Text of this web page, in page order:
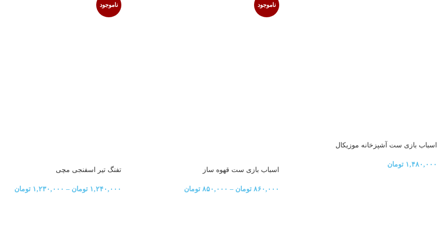
اسباب بازی ست آشپزخانه موزیکال
۱,۴۸۰,۰۰۰ تومان
ناموجود
اسباب بازی ست قهوه ساز
۸۶۰,۰۰۰ تومان – ۸۵۰,۰۰۰ تومان
ناموجود
تفنگ تیر اسفنجی مچی
۱,۲۴۰,۰۰۰ تومان – ۱,۲۳۰,۰۰۰ تومان